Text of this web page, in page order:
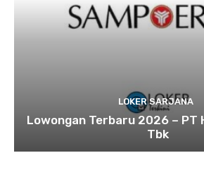
LOKER SARJANA
Lowongan Terbaru 2026 – PT
Tbk